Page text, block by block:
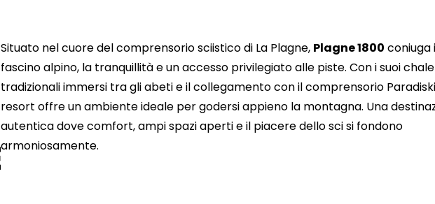
20 21 22 23 24 25
31
Situato nel cuore del comprensorio sciistico di La Plagne, Plagne 1800 coniuga
fascino alpino, la tranquillità e un accesso privilegiato alle piste. Con i suoi
tradizionali immersi tra gli abeti e il collegamento con il comprensorio
resort offre un ambiente ideale per godersi appieno la montagna. Una
autentica dove comfort, ampi spazi aperti e il piacere dello sci si fondono
armoniosamente.